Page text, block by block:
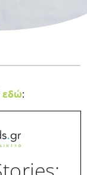
εδώ: